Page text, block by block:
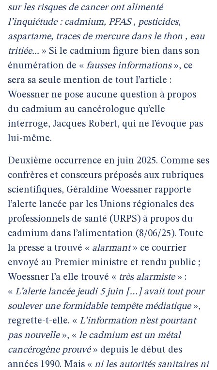
sur les risques de cancer ont alimenté
l’inquiétude : cadmium, PFAS , pesticides,
aspartame, traces de mercure dans le thon , eau
tritiée... » Si le cadmium figure bien dans son
énumération de « fausses informations», ce
sera sa seule mention de tout l’article :
Woessner ne pose aucune question à propos
du cadmium au cancérologue qu’elle
interroge, Jacques Robert, qui ne l’évoque pas
lui-même.
Deuxième occurrence en juin 2025. Comme ses
confrères et consœurs préposés aux rubriques
scientifiques, Géraldine Woessner rapporte
l’alerte lancée par les Unions régionales des
professionnels de santé (URPS) à propos du
cadmium dans l’alimentation (8/06/25). Toute
la presse a trouvé « alarmant» ce courrier
envoyé au Premier ministre et rendu public ;
Woessner l’a elle trouvé « très alarmiste» :
« L’alerte lancée jeudi 5 juin […] avait tout pour
soulever une formidable tempête médiatique»,
regrette-t-elle. « L’information n’est pourtant
pas nouvelle», « le cadmium est un métal
cancérogène prouvé» depuis le début des
années 1990. Mais « ni les autorités sanitaires ni